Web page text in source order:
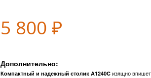
5 800₽
Дополнительно:
Компактный и надежный столик A1240C изящно